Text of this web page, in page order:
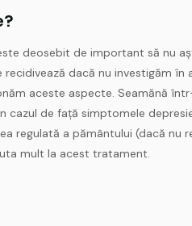
deosebit de important să nu
dacă nu investigăm
aceste aspecte. Seamănă
cazul de față simptomele
regulată a pământului (dacă nu
mult la acest tratament.